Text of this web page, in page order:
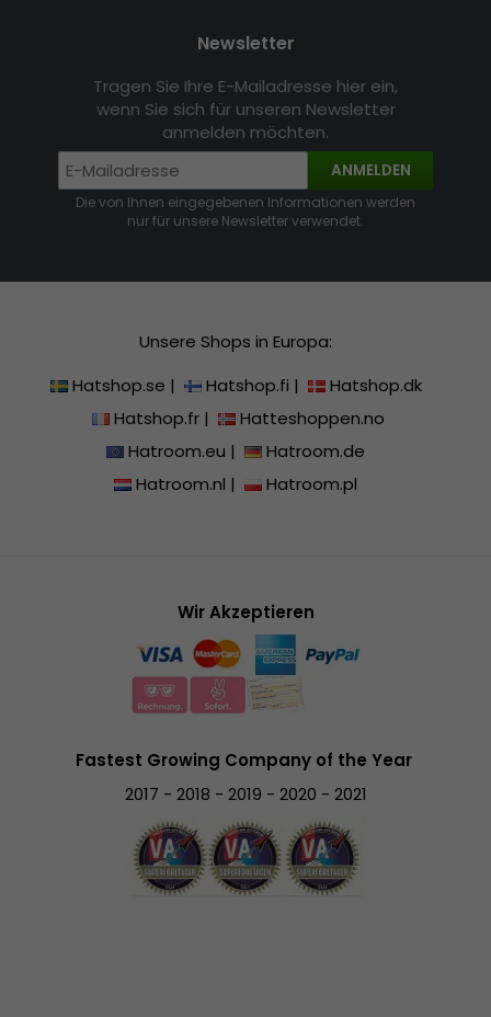
Newsletter
Tragen Sie Ihre E-Mailadresse hier ein,
wenn Sie sich für unseren Newsletter
anmelden möchten.
ANMELDEN
Die von Ihnen eingegebenen Informationen werden
nur für unsere Newsletter verwendet.
Unsere Shops in Europa:
Hatshop.se | Hatshop.fi |
Hatshop.dk
Hatshop.fr|
Hatteshoppen.no
Hatroom.eu |
Hatroom.de
Hatroom.nl | Hatroom.pl
Wir Akzeptieren
Fastest Growing Company of the Year
2017 - 2018 - 2019 - 2020 - 2021